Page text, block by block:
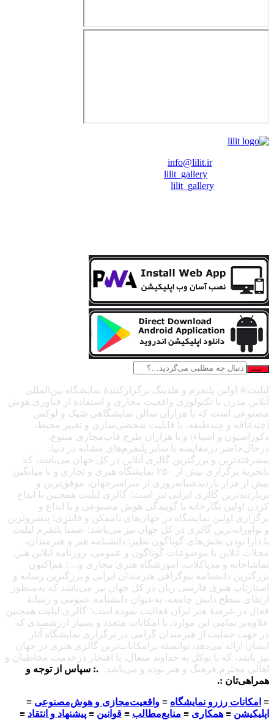
info@lilit.ir
lilit_gallery
lilit_gallery
جستجو
لیلیت® اولین پلتفرم و هلدینگ برگزارکنندهٔ نمایشگاه بین‌المللی
آنلاین مدرن با تکنولوژی واقعیت مجازی و استفاده از فناوری هوش
مصنوعی است که با هزاران سالن نمایشگاهی شیک و لوکس
(چنداتاقه و چندطبقه، با قابلیت شخصی‌سازی و تغییر محیط،
دکوراسیون و اشیاء) و با هزاران طرح قاب‌مجازی متنوع،
درحال‌حاضر درمقایسه با سایر پلتفرم‌های مشابه در دنیا،
پیشرفته‌ترین و بزرگترین گالری آنلاین در کل جهان می‌باشد، که
باتجربهٔ برگزاری بیش از ۲۵۰ نمایشگاه هنری و تجاری و با میانگین
بیش از هزار بازدیدشبانه‌روزی از سراسرجهان، موفق‌ترین و
پربازدیدترین گالری ایرانی نیز است؛ گالری لیلیت همچنین با ابداع
کردن اولین نگارخانه با گویندگی هوش مصنوعی و با ابداع و
برگزاری اولین نمایشگاه در جهان‌های ناممکن و فانتزی؛ پیشروترین
و نوآورانه‌ترین گالری در کل جهان نیز می‌باشد؛ ضمناً پلتفرم لیلیت
با دارا بودن بخش‌های گوناگون نظیر: دانشنامه هنر و هنرمندان،
مجلات آنلاین با موضوعات گوناگون و عمومی، روزنامه آنلاین هنر،
تماشاخانه و مدیاکلاب، آموزشگاه هنری مجازی و…؛ هم‌اکنون
بزرگترین دانشنامه بیوگرافی هنرمندان ایرانی و بزرگترین رسانه و
استارتاپ هنری فارسی زبان در کل جهان نیز می‌باشد که به‌منظور
ارتقای سطح دانش جامعه، به‌عنوان دانشنامه عمومی و رسانهٔ
فعال در عرصهٔ هنر ایران فعالیت نموده است؛ گالری لیلیت همچنین
علاوه‌بر تمامی این موارد، با امکانات متعدد و بسیار ارزشمندی که
در جهت حمایت از هنرمندان گرامی در برگزاری نمایشگاه آثار
ایشان ارائه می‌دهد، توانسته پرامکانات‌ترین گالری هنری در جهان
نیز باشد، که با توکل به خداوند متعال، با افتخار درخدمت مخاطبان و
اهالی محترم فرهنگ و هنر بوده و می‌باشد. .: سپاس از توجه و
همراهی‌تان :.
≡ امکانات رزرو نمایشگاه ≡ واقعیت‌مجازی و هوش‌مصنوعی ≡
اپلیکیشن ≡ همکاری ≡ منابع‌مطالب ≡ قوانین ≡ پیشنهاد و انتقاد ≡